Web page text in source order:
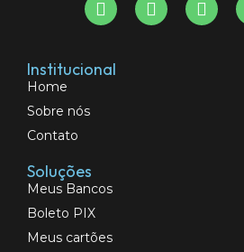
Institucional
Home
Sobre nós
Contato
Soluções
Meus Bancos
Boleto PIX
Meus cartões